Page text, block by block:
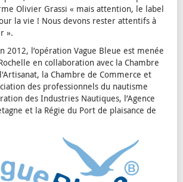
Olivier Grassi « mais attention, le label
la vie ! Nous devons rester attentifs à
».
2012, l’opération Vague Bleue est menée
en collaboration avec la Chambre
la Chambre de Commerce et
des professionnels du nautisme
des Industries Nautiques, l’Agence
et la Régie du Port de plaisance de